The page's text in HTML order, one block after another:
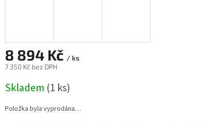
8 894 Kč / ks
7 350 Kč bez DPH
cena:
Skladem (1 ks)
Položka byla vyprodána…